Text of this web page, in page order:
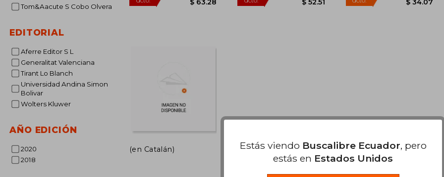
Tom&Aacute S Cobo Olvera
EDITORIAL
Aferre Editor S L
Generalitat Valenciana
Tirant Lo Blanch
Universidad Andina Simon
Bolivar
Wolters Kluwer
AÑO EDICIÓN
2020
2018
$ 63.28
(en Catalán) Estás viendo Buscalibre Ecuador, pero
estás en Estados Unidos